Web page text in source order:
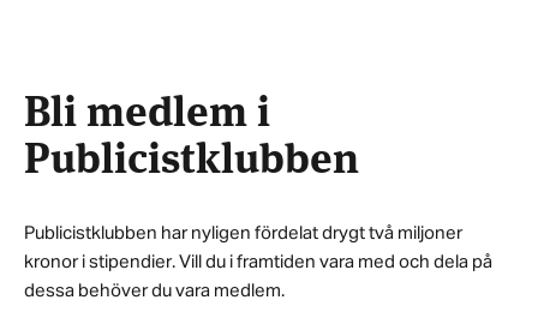
Bli medlem i
Publicistklubben
Publicistklubben har nyligen fördelat drygt två miljoner
kronor i stipendier. Vill du i framtiden vara med och dela på
dessa behöver du vara medlem.